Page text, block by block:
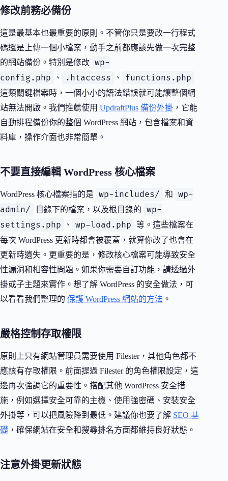
修改前務必備份
這是最基本也最重要的原則。不管你只是要改一行程式
碼還是上傳一個小檔案，動手之前都應該先做一次完整
的網站備份。特別是修改 wp-
config.php
、 .htaccess 、 functions.php
這類關鍵檔案時，一個小小的語法錯誤就可能讓整個網
站無法開啟。我們推薦使用 UpdraftPlus 備份外掛 ，它能
自動排程備份你的整個 WordPress 網站，包含檔案和資
料庫，操作介面也非常簡單。
不要直接編輯 WordPress 核心檔案
WordPress 核心檔案指的是 wp-includes/ 和
wp-
admin/
目錄下的檔案，以及根目錄的
wp-
settings.php
、 wp-load.php
等。這些檔案在
每次 WordPress 更新時都會被覆蓋，就算你改了也會在
更新時遺失。更重要的是，修改核心檔案可能導致安全
性漏洞和相容性問題。如果你需要自訂功能，請透過外
掛或子主題來實作。想了解 WordPress 的安全做法，可
以看看我們整理的 保護 WordPress 網站的方法 。
嚴格控制存取權限
原則上只有網站管理員需要使用 Filester，其他角色都不
應該有存取權限。前面提過 Filester 的角色權限設定，這
邊再次強調它的重要性。搭配其他 WordPress 安全措
施，例如選擇安全可靠的主機、使用強密碼、安裝安全
外掛等，可以把風險降到最低。建議你也要了解 SEO 基
礎 ，確保網站在安全和搜尋排名方面都維持良好狀態。
注意外掛更新狀態